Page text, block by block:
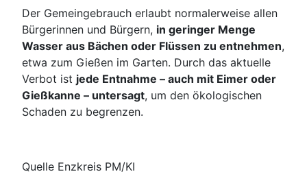
Der Gemeingebrauch erlaubt normalerweise allen
Bürgerinnen und Bürgern, in geringer Menge
Wasser aus Bächen oder Flüssen zu entnehmen,
etwa zum Gießen im Garten. Durch das aktuelle
Verbot ist jede Entnahme – auch mit Eimer oder
Gießkanne – untersagt, um den ökologischen
Schaden zu begrenzen.
Quelle Enzkreis PM/KI